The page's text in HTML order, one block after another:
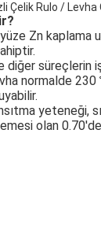
Çelik Rulo /
Zn
diğer süreçlerin
normalde
yeteneği,
olan